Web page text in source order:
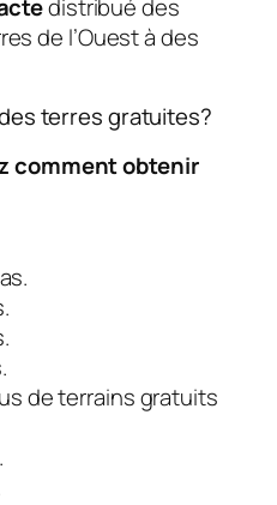
distribué des
de l’Ouest à des
terres gratuites?
comment obtenir
de terrains gratuits